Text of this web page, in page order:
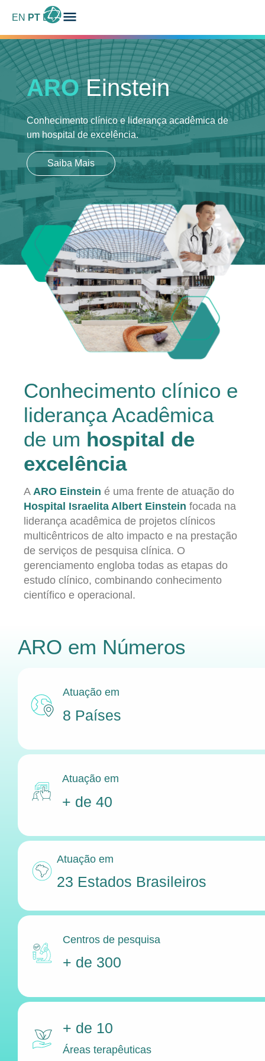
EN PT ES
ARO Einstein
Conhecimento clínico e liderança acadêmica de
um hospital de excelência.
Saiba Mais
Conhecimento clínico e
liderança Acadêmica
de um hospital de
excelência
A ARO Einstein é uma frente de atuação do
Hospital Israelita Albert Einstein focada na
liderança acadêmica de projetos clínicos
multicêntricos de alto impacto e na prestação
de serviços de pesquisa clínica. O
gerenciamento engloba todas as etapas do
estudo clínico, combinando conhecimento
científico e operacional.
ARO em Números
Atuação em
8 Países
Atuação em
+ de 40
Atuação em
23 Estados Brasileiros
Centros de pesquisa
+ de 300
+ de 10
Áreas terapêuticas